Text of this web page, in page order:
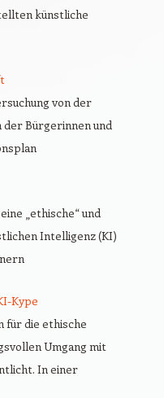
künstliche
von der
der Bürgerinnen und
„ethische“ und
Intelligenz (KI)
Kype
für die ethische
Umgang mit
In einer